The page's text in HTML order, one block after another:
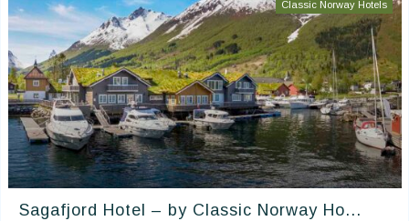
Classic Norway Hotels
Sagafjord Hotel – by Classic Norway Ho...